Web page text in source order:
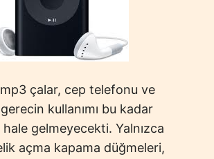
çalar, cep telefonu ve
kullanımı bu kadar
hale gelmeyecekti. Yalnızca
açma kapama düğmeleri,